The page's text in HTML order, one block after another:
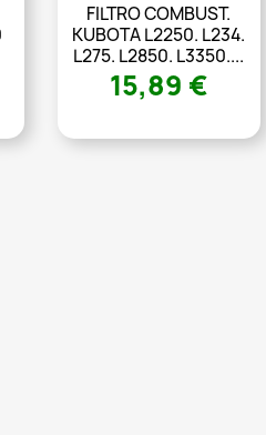
FILTRO COMBUST.
KUBOTA L2250. L234.
L275. L2850. L3350....
15,89 €